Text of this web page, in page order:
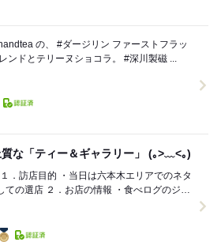
の、 #ダージリン ファーストフラッ
シュ 。 友人はオリジナルブレンドとテリーヌショコラ。 #深川製磁 ...
な「ティー＆ギャラリー」 (｡>﹏<｡)